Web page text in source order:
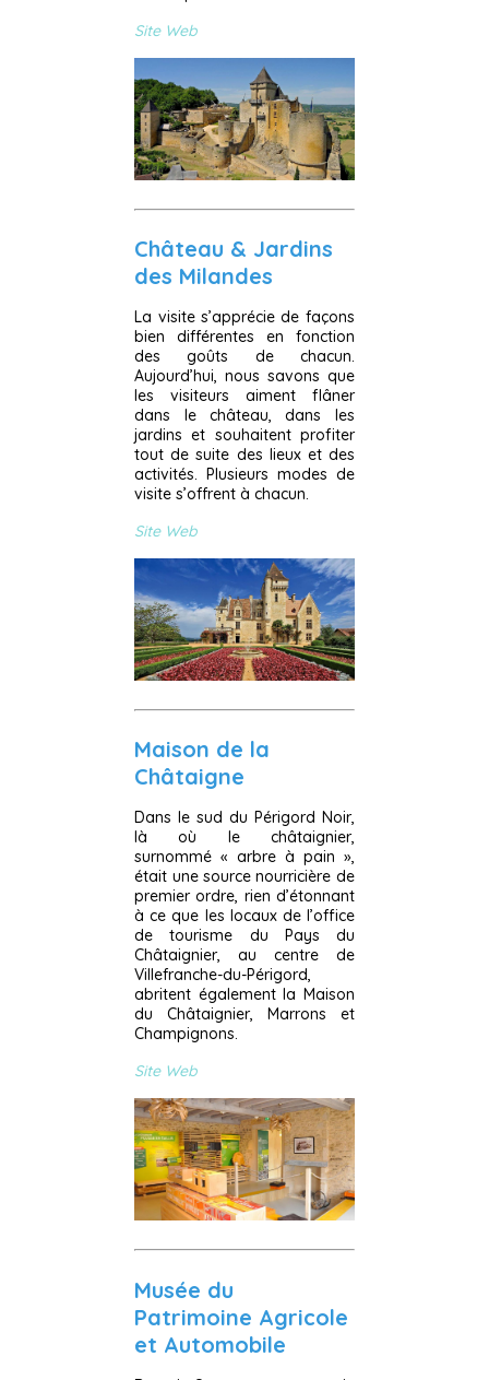
Site Web
Château & Jardins
des Milandes
La visite s’apprécie de façons
bien différentes en fonction
des goûts de chacun.
Aujourd’hui, nous savons que
les visiteurs aiment flâner
dans le château, dans les
jardins et souhaitent profiter
tout de suite des lieux et des
activités. Plusieurs modes de
visite s’offrent à chacun.
Site Web
Maison de la
Châtaigne
Dans le sud du Périgord Noir,
là où le châtaignier,
surnommé « arbre à pain »,
était une source nourricière de
premier ordre, rien d’étonnant
à ce que les locaux de l’office
de tourisme du Pays du
Châtaignier, au centre de
Villefranche-du-Périgord,
abritent également la Maison
du Châtaignier, Marrons et
Champignons.
Site Web
Musée du
Patrimoine Agricole
et Automobile